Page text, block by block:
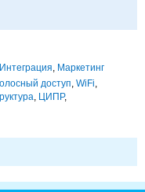
Интеграция, Маркетинг
доступ, WiFi,
, ЦИПР,